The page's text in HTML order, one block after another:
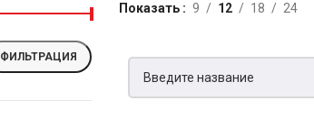
ФИЛЬТРАЦИЯ
Показать 9 12 18 24